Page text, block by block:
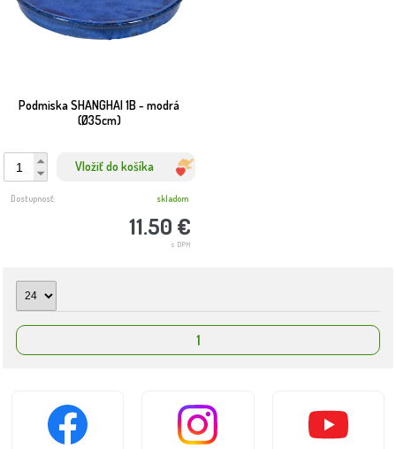
Podmiska SHANGHAI 1B - modrá
(Ø35cm)
Vložiť do košíka
11.50 €
s DPH
Dostupnosť: skladom
1